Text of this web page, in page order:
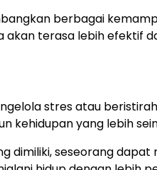
berbagai
akan terasa lebih efektif
stres atau
kehidupan yang lebih
dimiliki, seseorang